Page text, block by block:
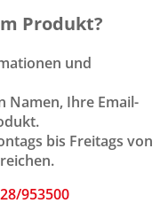
Produkt?
und
Namen, Ihre Email-
bis Freitags von
953500